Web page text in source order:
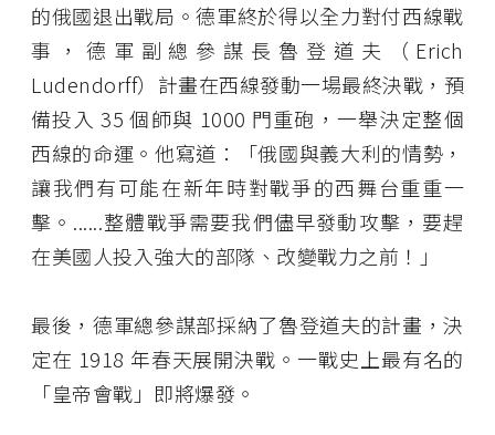
的俄國退出戰局。德軍終於得以全力對付西線戰
事，德軍副總參謀長魯登道夫（Erich
Ludendorff）計畫在西線發動一場最終決戰，預
備投入 35 個師與 1000 門重砲，一舉決定整個
西線的命運。他寫道：「俄國與義大利的情勢，
讓我們有可能在新年時對戰爭的西舞台重重一
擊。......整體戰爭需要我們儘早發動攻擊，要趕
在美國人投入強大的部隊、改變戰力之前！」
最後，德軍總參謀部採納了魯登道夫的計畫，決
定在 1918 年春天展開決戰。一戰史上最有名的
「皇帝會戰」即將爆發。